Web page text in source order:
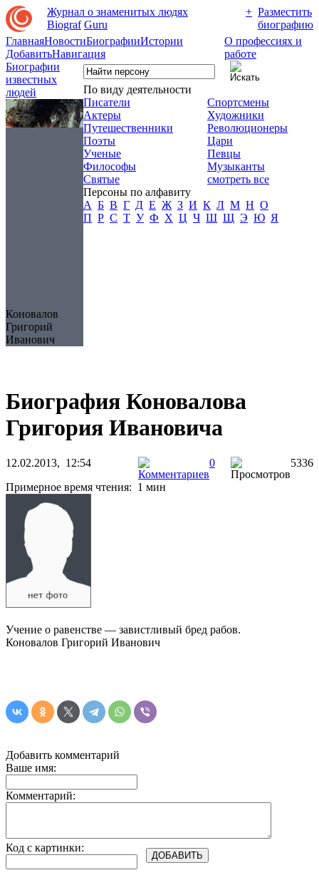
Журнал о знаменитых людях
Biograf Guru
+ Разместить
биографию
ГлавнаяНовостиБиографииИстории
ДобавитьНавигация
О профессиях и
работе
Биографии
известных
людей
Коновалов
Григорий
Иванович
По виду деятельности
Писатели
Актеры
Путешественники
Поэты
Ученые
Философы
Святые
Спортсмены
Художники
Революционеры
Цари
Певцы
Музыканты
смотреть все
Персоны по алфавиту
А Б В Г Д Е Ж З И К Л М Н О
П Р С Т У Ф Х Ц Ч Ш Щ Э Ю Я
Биография Коновалова
Григория Ивановича
12.02.2013, 12:54 0
5336
Примерное время чтения: 1 мин
Учение о равенстве — завистливый бред рабов.
Коновалов Григорий Иванович
Добавить комментарий
Ваше имя:
Комментарий:
Код с картинки: